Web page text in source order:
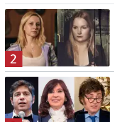
2